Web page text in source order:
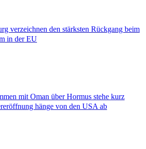
verzeichnen den stärksten Rückgang beim
in der EU
mit Oman über Hormus stehe kurz
hänge von den USA ab